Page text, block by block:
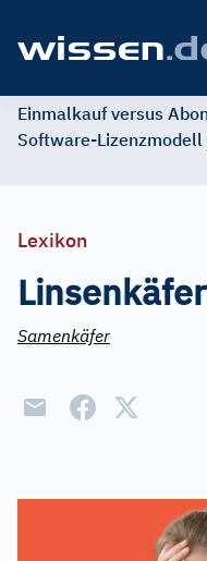
Einmalkauf versus
Software-
Lexikon
Linsenkäfer
Samenkäfer